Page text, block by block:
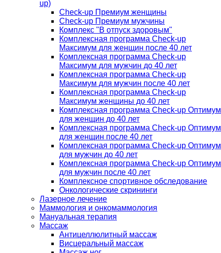
up)
Check-up Премиум женщины
Check-up Премиум мужчины
Комплекс "В отпуск здоровым"
Комплексная программа Check-up
Максимум для женщин после 40 лет
Комплексная программа Check-up
Максимум для мужчин до 40 лет
Комплексная программа Check-up
Максимум для мужчин после 40 лет
Комплексная программа Check-up
Максимум женщины до 40 лет
Комплексная программа Check-up Оптимум
для женщин до 40 лет
Комплексная программа Check-up Оптимум
для женщин после 40 лет
Комплексная программа Check-up Оптимум
для мужчин до 40 лет
Комплексная программа Check-up Оптимум
для мужчин после 40 лет
Комплексное спортивное обследование
Онкологические скрининги
Лазерное лечение
Маммология и онкомаммология
Мануальная терапия
Массаж
Антицеллюлитный массаж
Висцеральный массаж